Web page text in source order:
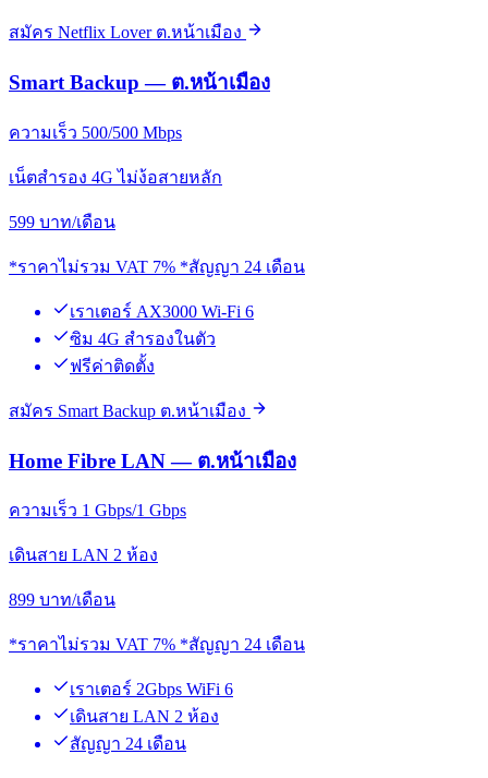
สมัคร Netflix Lover ต.หน้าเมือง
Smart Backup — ต.หน้าเมือง
ความเร็ว 500/500 Mbps
เน็ตสำรอง 4G ไม่ง้อสายหลัก
599 บาท/เดือน
*ราคาไม่รวม VAT 7% *สัญญา 24 เดือน
เราเตอร์ AX3000 Wi-Fi 6
ซิม 4G สำรองในตัว
ฟรีค่าติดตั้ง
สมัคร Smart Backup ต.หน้าเมือง
Home Fibre LAN — ต.หน้าเมือง
ความเร็ว 1 Gbps/1 Gbps
เดินสาย LAN 2 ห้อง
899 บาท/เดือน
*ราคาไม่รวม VAT 7% *สัญญา 24 เดือน
เราเตอร์ 2Gbps WiFi 6
เดินสาย LAN 2 ห้อง
สัญญา 24 เดือน